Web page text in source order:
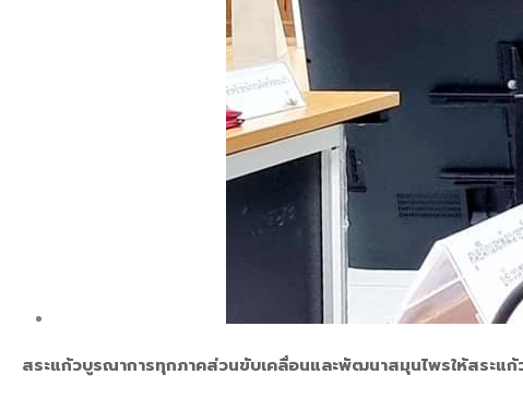
สระแก้วบูรณาการทุกภาคส่วนขับเคลื่อนและพัฒนาสมุนไพรให้สระแก้